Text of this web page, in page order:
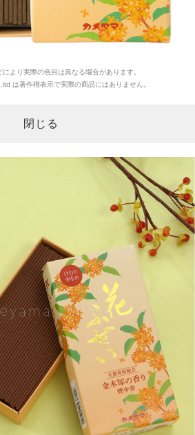
より実際の色目は異なる場合があります。
は著作権表示で実際の商品にはありません。
閉じる